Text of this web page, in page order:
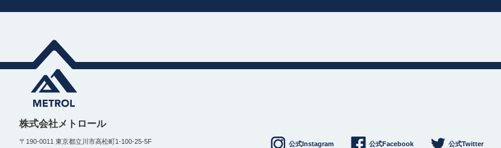
株式会社メトロール
〒190-0011 東京都立川市高松町1-100-25-5F
公式Instagram 公式Facebook 公式Twitter